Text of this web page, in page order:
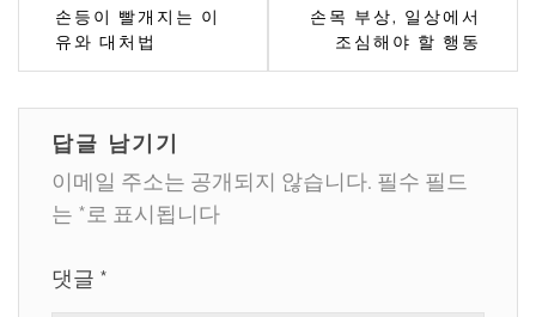
색
손등이 빨개지는 이
유와 대처법
손목 부상, 일상에서
조심해야 할 행동
답글 남기기
이메일 주소는 공개되지 않습니다. 필수 필드
는 *로 표시됩니다
댓글 *